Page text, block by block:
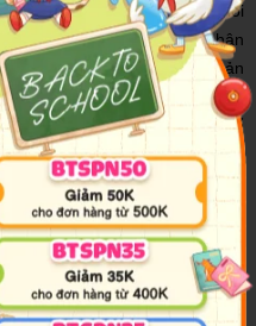
nhau, trong đó "1 phút nói
sơ cấp. Chúng tôi đã nhận
có một cuốn sách cơ bản
vào cô Hwang Seo Yoon -
bộ sách Speaking Matrix, để
người chưa từng học tiếng
một khoảng thời gian dài có
thức căn bản nhất.
biên soạn cuốn sách này, dựa
Quá trình biên soạn kéo
lộ trình nói tiếng Anh bài bản